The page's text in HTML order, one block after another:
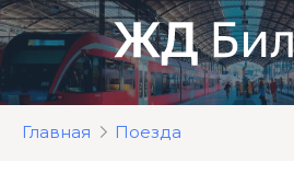
Перейти
к
контенту
Главная Поезда